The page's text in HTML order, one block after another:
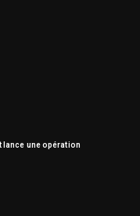
lance une opération